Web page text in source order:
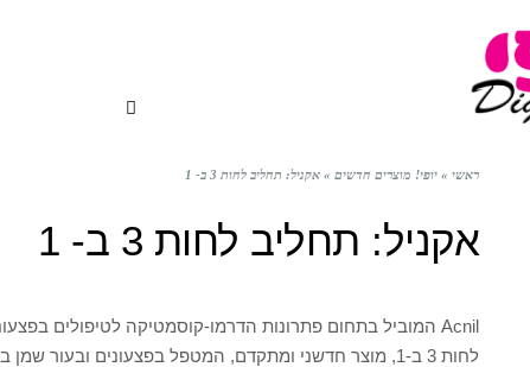
ראשי » יופי! מוצרים חדשים » אקניל: תחליב לחות 3 ב- 1
אקניל: תחליב לחות 3 ב- 1
לחות 3 ב-1, מוצר חדשני ומתקדם, המטפל בפצעונים ובעור